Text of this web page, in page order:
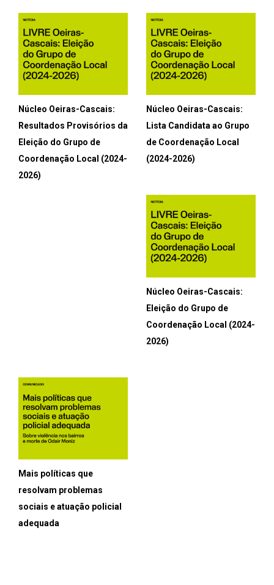
Núcleo Oeiras-Cascais:
Resultados Provisórios da
Eleição do Grupo de
Coordenação Local (2024-
2026)
Núcleo Oeiras-Cascais:
Lista Candidata ao Grupo
de Coordenação Local
(2024-2026)
Núcleo Oeiras-Cascais:
Eleição do Grupo de
Coordenação Local (2024-
2026)
Mais políticas que
resolvam problemas
sociais e atuação policial
adequada